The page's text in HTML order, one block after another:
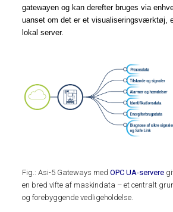
gatewayen og kan derefter bruges via
uanset om det er et visualiseringsværktøj,
lokal server.
Fig.: Asi-5 Gateways medOPC UA-servere
en bred vifte af maskindata – et centralt
og forebyggende vedligeholdelse.